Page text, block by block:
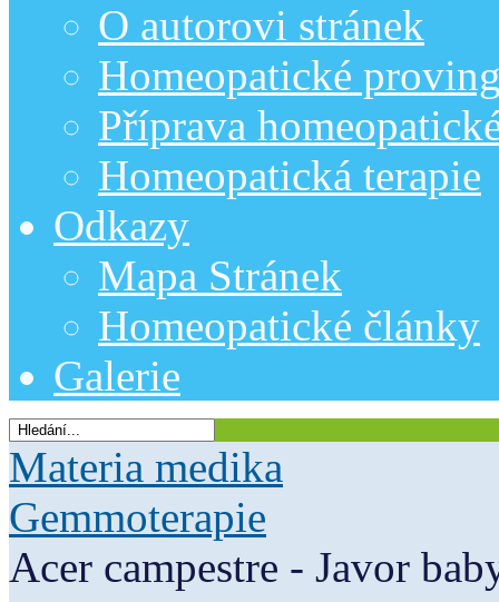
O autorovi stránek
Homeopatické
Příprava
Homeopatická terapie
Odkazy
Mapa Stránek
Homeopatické články
Galerie
Materia medika
Gemmoterapie
Acer campestre - Javor